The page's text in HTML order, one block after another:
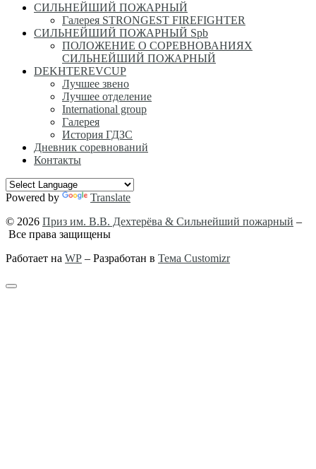
СИЛЬНЕЙШИЙ ПОЖАРНЫЙ
Галерея STRONGEST FIREFIGHTER
СИЛЬНЕЙШИЙ ПОЖАРНЫЙ Spb
ПОЛОЖЕНИЕ О СОРЕВНОВАНИЯХ
СИЛЬНЕЙШИЙ ПОЖАРНЫЙ
DEKHTEREVCUP
Лучшее звено
Лучшее отделение
International group
Галерея
История ГДЗС
Дневник соревнований
Контакты
Powered by
Translate
© 2026 Приз им. В.В. Дехтерёва & Сильнейший пожарный –
Все права защищены
Работает на WP – Разработан в Тема Customizr